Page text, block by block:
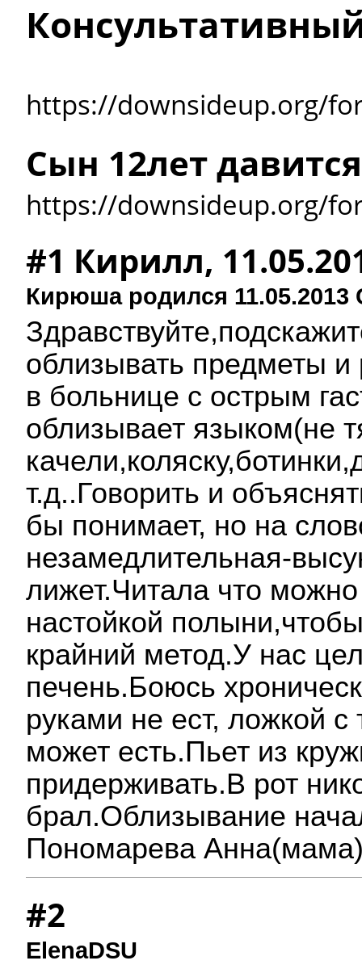
https://downsideup.org/
Сын 12лет
https://downsideup.org/
#1 Кирилл,
Кирюша родился 11.05.2013
облизывать предметы
в больнице с острым
облизывает языком(не
т.д..Говорить и
бы понимает, но на
незамедлительная-
лижет.Читала что
настойкой
крайний метод.У нас
печень.Боюсь
руками не ест, ложкой
может есть.Пьет из
придерживать.В рот
брал.Облизывание
Пономарева
#2
ElenaDSU